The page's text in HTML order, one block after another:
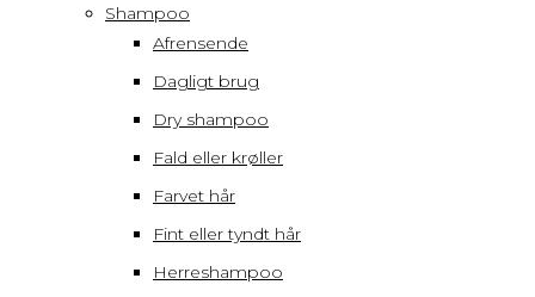
Shampoo
Afrensende
Dagligt brug
Dry shampoo
Fald eller krøller
Farvet hår
Fint eller tyndt hår
Herreshampoo